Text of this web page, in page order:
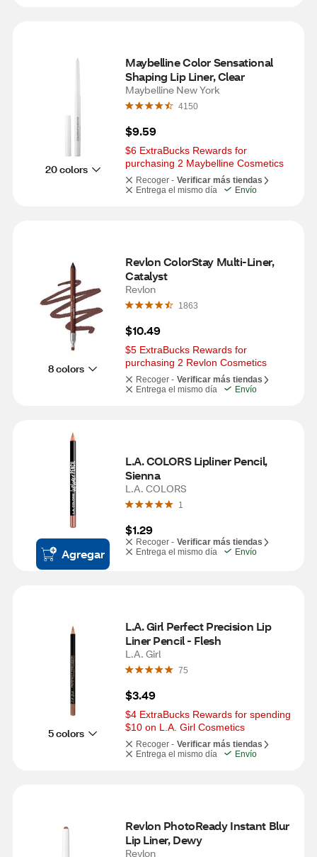
20 colors
Maybelline Color Sensational
Shaping Lip Liner, Clear
Maybelline New York
4150
$9.59
$6 ExtraBucks Rewards for
purchasing 2 Maybelline Cosmetics
Recoger - Verificar más tiendas
Entrega el mismo día
Envío
8 colors
Revlon ColorStay Multi-Liner,
Catalyst
Revlon
1863
$10.49
$5 ExtraBucks Rewards for
purchasing 2 Revlon Cosmetics
Recoger - Verificar más tiendas
Entrega el mismo día
Envío
Agregar
L.A. COLORS Lipliner Pencil,
Sienna
L.A. COLORS
1
$1.29
Recoger - Verificar más tiendas
Entrega el mismo día
Envío
5 colors
L.A. Girl Perfect Precision Lip
Liner Pencil - Flesh
L.A. Girl
75
$3.49
$4 ExtraBucks Rewards for spending
$10 on L.A. Girl Cosmetics
Recoger - Verificar más tiendas
Entrega el mismo día
Envío
Revlon PhotoReady Instant Blur
Lip Liner, Dewy
Revlon